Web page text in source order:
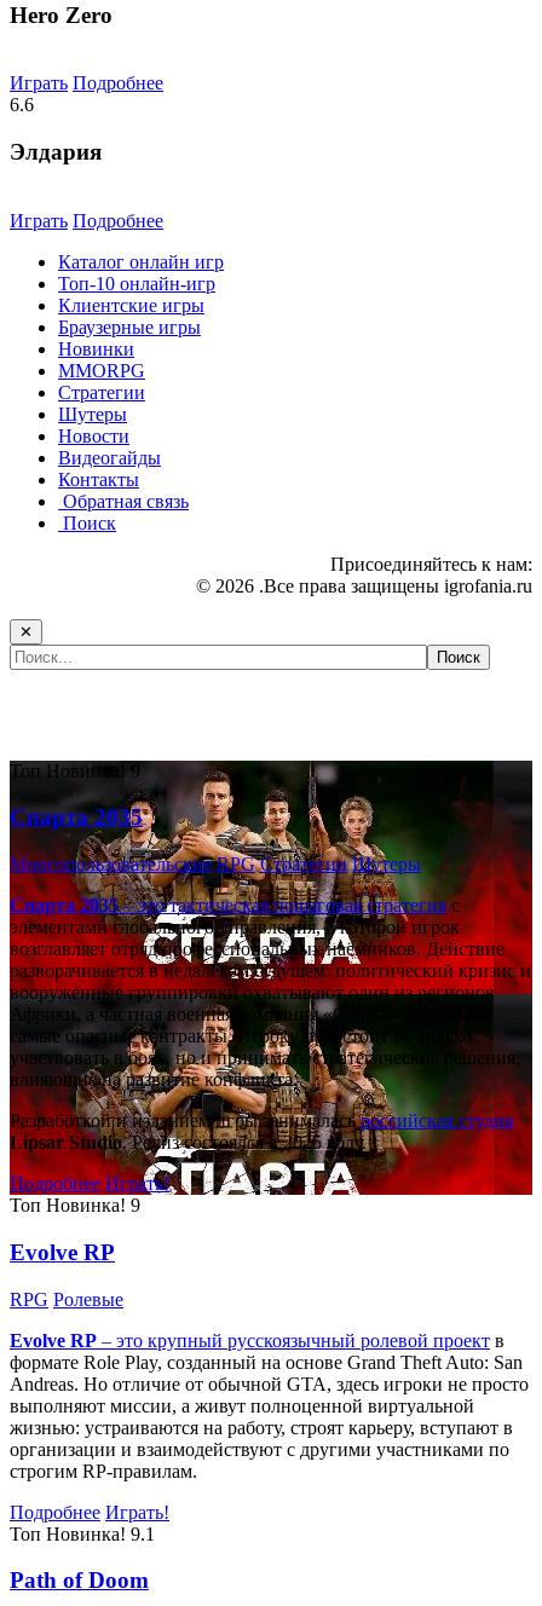
Hero Zero
Играть Подробнее
6.6
Элдария
Играть Подробнее
Каталог онлайн игр
Топ-10 онлайн-игр
Клиентские игры
Браузерные игры
Новинки
MMORPG
Стратегии
Шутеры
Новости
Видеогайды
Контакты
Обратная связь
Поиск
Присоединяйтесь к нам:
© 2026 .Все права защищены igrofania.ru
✕
Топ Новинка! 9
Спарта 2035
Многопользовательские RPG Стратегии Шутеры
Спарта 2035– это тактическаяпошаговая стратегияс
элементами глобального управления, в которой игрок
возглавляет отряд профессиональных наёмников. Действие
разворачивается в недалёком будущем: политический кризис и
вооружённые группировки охватывают один из регионов
Африки, а частная военная компания «Спарта» берётся за
самые опасные контракты. Игроку предстоит не только
участвовать в боях, но и принимать стратегические решения,
влияющие на развитие конфликта.
Разработкой и изданием игры занималасьроссийская студия
Lipsar Studio. Релиз состоялся в 2025 году.
Подробнее Играть!
Топ Новинка! 9
Evolve RP
RPG Ролевые
Evolve RP – это крупный русскоязычный ролевой проект в
формате Role Play, созданный на основе Grand Theft Auto: San
Andreas. Но отличие от обычной GTA, здесь игроки не просто
выполняют миссии, а живут полноценной виртуальной
жизнью: устраиваются на работу, строят карьеру, вступают в
организации и взаимодействуют с другими участниками по
строгим RP-правилам.
Подробнее Играть!
Топ Новинка! 9.1
Path of Doom